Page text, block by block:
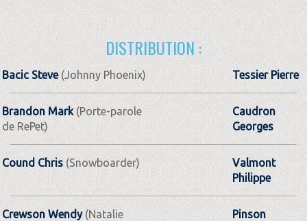
DISTRIBUTION :
Bacic Steve(Johnny Phoenix) Tessier Pierre
Brandon Mark(Porte-parole
de RePet)
Caudron
Georges
Cound Chris (Snowboarder)
Valmont
Philippe
Crewson Wendy(Natalie
Pinson